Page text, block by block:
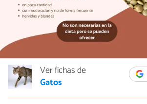
Ver fichas de
Gatos